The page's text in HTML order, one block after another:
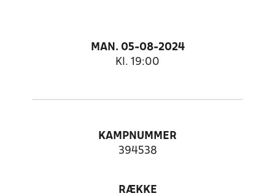
MAN. 05-08-2024
Kl. 19:00
KAMPNUMMER
394538
RÆKKE